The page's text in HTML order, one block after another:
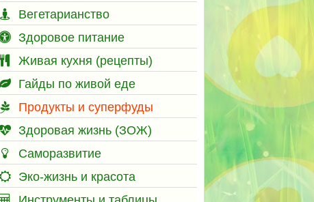
Вегетарианство
Здоровое питание
Живая кухня (рецепты)
Гайды по живой еде
Продукты и суперфуды
Здоровая жизнь (ЗОЖ)
Саморазвитие
Эко-жизнь и красота